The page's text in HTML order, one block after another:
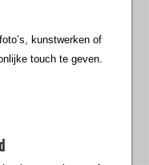
kunstwerken of
touch te geven.